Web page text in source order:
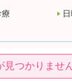
見つかりま